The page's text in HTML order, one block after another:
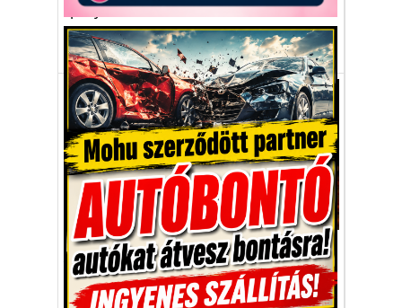
spanyol városban.
Sevilla narancs hőtermelés
Aktuális
A narancsháború első sérültjei
Az olaszországi karnevál egyik fő